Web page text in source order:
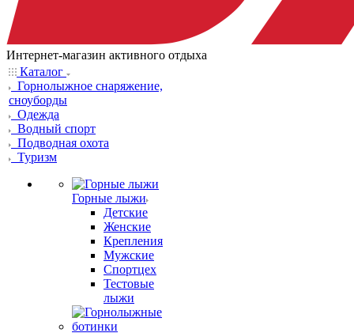
Интернет-магазин активного отдыха
Каталог
Горнолыжное снаряжение,
сноуборды
Одежда
Водный спорт
Подводная охота
Туризм
Горные лыжи
Детские
Женские
Крепления
Мужские
Спортцех
Тестовые
лыжи